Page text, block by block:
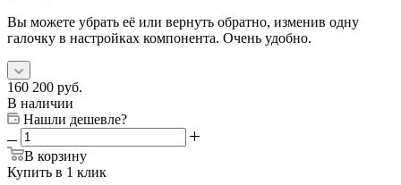
Вы можете убрать её или вернуть обратно, изменив одну
галочку в настройках компонента. Очень удобно.
160 200 руб.
В наличии
Нашли дешевле?
В корзину
Купить в 1 клик